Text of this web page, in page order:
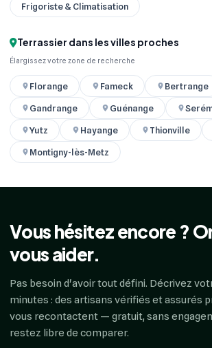
Frigoriste & Climatisation
Terrassier dans les villes proches
Élargissez votre zone de recherche
Florange Fameck Bertrange
Gandrange
Guénange
Yutz
Hayange Thionville
Montigny-lès-Metz
Vous hésitez encore ?
vous aider.
Pas besoin d'avoir tout défini. Décrivez
minutes : des artisans vérifiés et assurés
vous recontactent — gratuit, sans
restez libre de comparer.